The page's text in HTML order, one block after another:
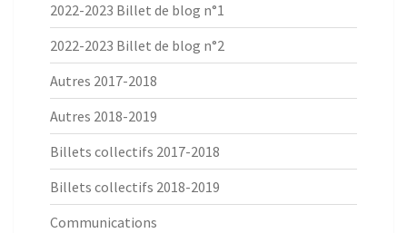
2022-2023 Billet de blog n°1
2022-2023 Billet de blog n°2
Autres 2017-2018
Autres 2018-2019
Billets collectifs 2017-2018
Billets collectifs 2018-2019
Communications